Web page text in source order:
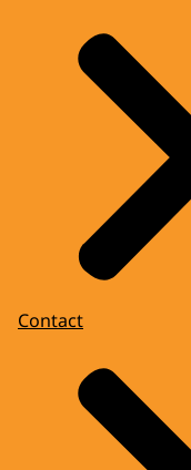
Contact